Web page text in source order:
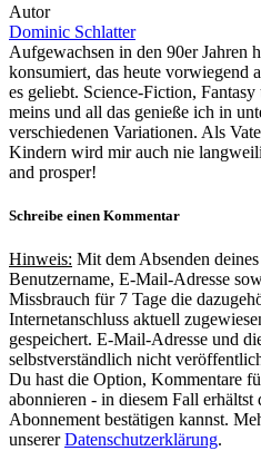
Autor
Dominic Schlatter
Aufgewachsen in den 90er Jahren
konsumiert, das heute vorwiegend
es geliebt. Science-Fiction,
meins und all das genieße ich in
verschiedenen Variationen. Als
Kindern wird mir auch nie
and prosper!
Schreibe einen Kommentar
Hinweis: Mit dem Absenden
Benutzername, E-Mail-Adresse
Missbrauch für 7 Tage die
Internetanschluss aktuell
gespeichert. E-Mail-Adresse und
selbstverständlich nicht
Du hast die Option, Kommentare
abonnieren - in diesem Fall
Abonnement bestätigen kannst.
unsererDatenschutzerklärung.